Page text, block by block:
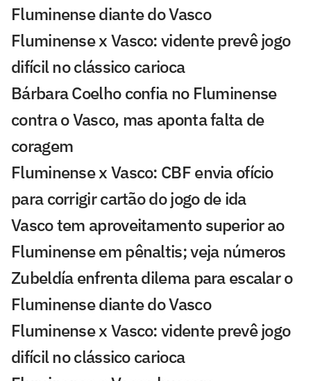
Fluminense diante do Vasco
Fluminense x Vasco: vidente prevê jogo
difícil no clássico carioca
Bárbara Coelho confia no Fluminense
contra o Vasco, mas aponta falta de
coragem
Fluminense x Vasco: CBF envia ofício
para corrigir cartão do jogo de ida
Vasco tem aproveitamento superior ao
Fluminense em pênaltis; veja números
Zubeldía enfrenta dilema para escalar o
Fluminense diante do Vasco
Fluminense x Vasco: vidente prevê jogo
difícil no clássico carioca